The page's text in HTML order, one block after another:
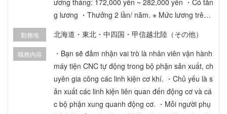
g lương ・Thưởng 2 lần/ năm. ※ Mức lương trên c
y theo kết quả phỏng vấn. ・Các loại phụ cấp: - P
hụ cấp đi lại: Hoàn trả toàn bộ chi phí thực tế (kh
ông giới hạn mức tối đa) - Phụ cấp gia đình: 14,0
00 yên cho vợ/chồng, 3,000 yên cho mỗi người co
n - Phụ cấp nhà ở: Có điều kiện áp dụng - Phụ cấ
p chuyên cần 【Phúc lợi】 ・Bảo hiểm y tế ・Bảo
勤務地 北海道・東北・中四国・甲信越北陸（その他）
職務内容
・Bạn sẽ đảm nhận vai trò là nhân viên vận hành
máy tiện CNC tự động trong bộ phận sản xuất, ch
uyên gia công các linh kiện cơ khí. ・Chủ yếu là s
ản xuất các linh kiện liên quan đến động cơ và cá
c bộ phận xung quanh động cơ. ・Mỗi người phụ